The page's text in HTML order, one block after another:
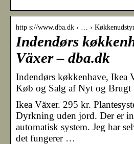
http s://www.dba.dk › … ›
Indendørs
Växer – dba.dk
Indendørs køkkenhave, Ikea
Køb og Salg af Nyt og Brugt
Ikea Växer. 295 kr.
Dyrkning uden jord. Der er
automatisk system. Jeg har
det fungerer …